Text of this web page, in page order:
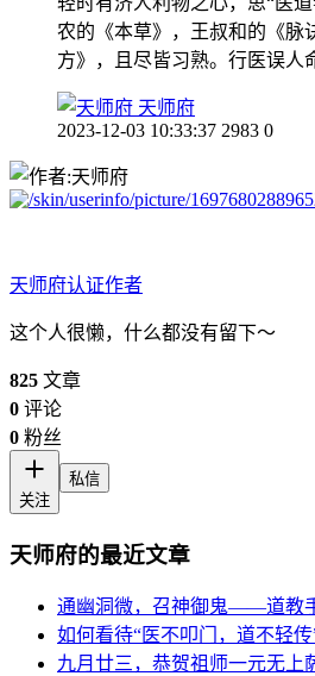
农的《本草》，王叔和的《脉
方》，且尽皆习熟。行医误人
天师府
2023-12-03 10:33:37 2983 0
天师府认证作者
这个人很懒，什么都没有留下～
825 文章
0 评论
0 粉丝
关注
私信
天师府的最近文章
通幽洞微，召神御鬼——道教
如何看待“医不叩门，道不轻传
九月廿三，恭贺祖师一元无上